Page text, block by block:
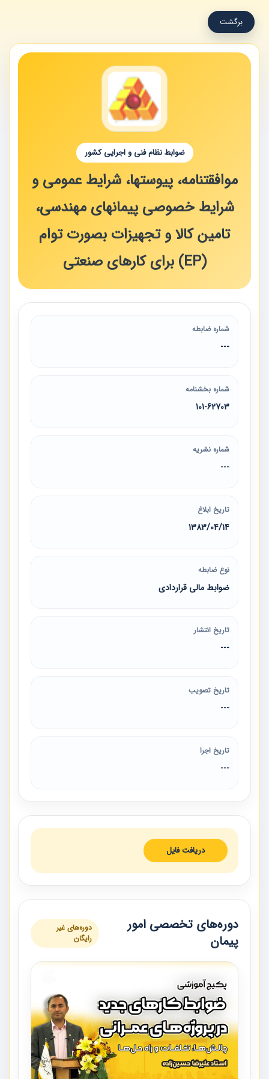
برگشت
ضوابط نظام فنی و اجرایی کشور
موافقتنامه‌، پیوستها، شرایط عمومی‌ و
شرایط خصوصی‌ پیمانهای‌ مهندسی‌،
تامین‌ کالا و تجهیزات‌‌ بصورت‌ توام‌
(EP) برای‌ کارهای‌ صنعتی‌
شماره ضابطه
---
شماره بخشنامه
101-62703
شماره نشریه
---
تاریخ ابلاغ
1383/04/14
نوع ضابطه
ضوابط مالی قراردادی
تاریخ انتشار
---
تاریخ تصویب
---
تاریخ اجرا
---
دریافت فایل
دوره‌های تخصصی امور
پیمان
دوره‌های غیر
رایگان